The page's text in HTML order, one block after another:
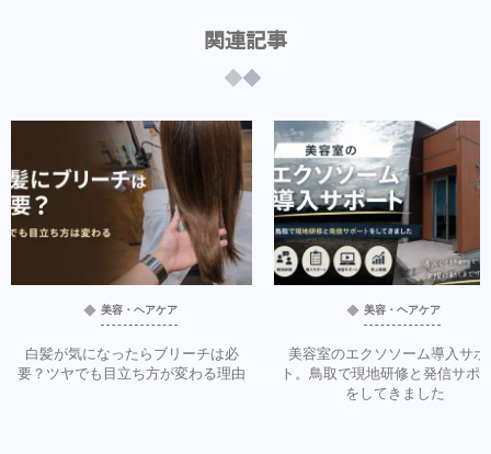
関連記事
美容・ヘアケア
白髪が気になったらブリーチは必
要？ツヤでも目立ち方が変わる理由
美容・ヘアケア
美容室のエクソソーム導入サポ
ト。鳥取で現地研修と発信サポ
をしてきました